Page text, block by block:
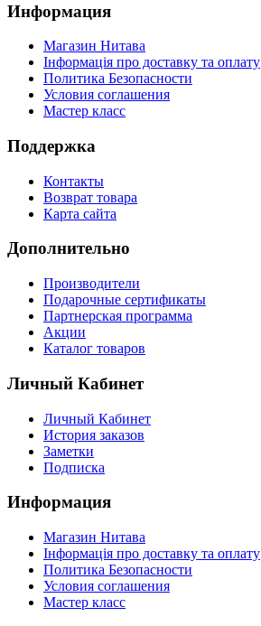
Информация
Магазин Нитава
Інформація про доставку та оплату
Политика Безопасности
Условия соглашения
Мастер класс
Поддержка
Контакты
Возврат товара
Карта сайта
Дополнительно
Производители
Подарочные сертификаты
Партнерская программа
Акции
Каталог товаров
Личный Кабинет
Личный Кабинет
История заказов
Заметки
Подписка
Информация
Магазин Нитава
Інформація про доставку та оплату
Политика Безопасности
Условия соглашения
Мастер класс